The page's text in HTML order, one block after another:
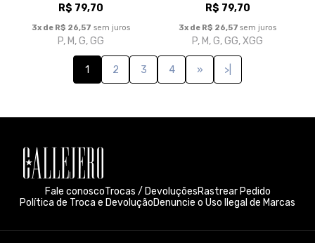
R$ 79,70
3x de R$ 26,57 sem juros
P, M, G, GG
R$ 79,70
3x de R$ 26,57 sem juros
P, M, G, GG, XGG
1 2 3 4 » >|
Fale conoscoTrocas / DevoluçõesRastrear Pedido
Política de Troca e DevoluçãoDenuncie o Uso Ilegal de Marcas